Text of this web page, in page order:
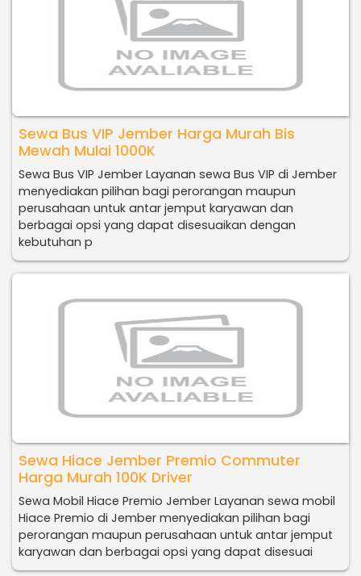
Sewa Bus VIP Jember Harga Murah Bis
Mewah Mulai 1000K
Sewa Bus VIP Jember Layanan sewa Bus VIP di Jember
menyediakan pilihan bagi perorangan maupun
perusahaan untuk antar jemput karyawan dan
berbagai opsi yang dapat disesuaikan dengan
kebutuhan p
Sewa Hiace Jember Premio Commuter
Harga Murah 100K Driver
Sewa Mobil Hiace Premio Jember Layanan sewa mobil
Hiace Premio di Jember menyediakan pilihan bagi
perorangan maupun perusahaan untuk antar jemput
karyawan dan berbagai opsi yang dapat disesuai